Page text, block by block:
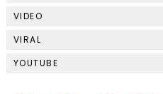
VIDEO
VIRAL
YOUTUBE